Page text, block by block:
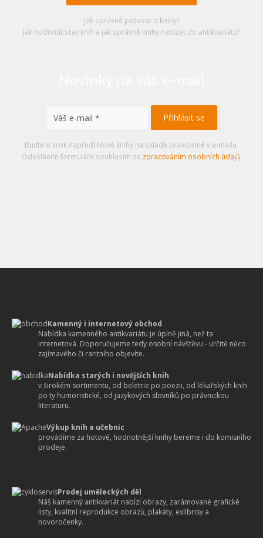
Jak správně pečovat o knihy?
Jak hodnotit stav knih a jak správně knihy nabízet do antikvariátu?
Buďte o krok napřed! Nové knihy na skladě pravidelně v e-mailu.
Odesláním formuláře souhlasím se zpracováním osobních údajů.
Kamenný i internetový obchod
Nabídka kamenného antikvariátu je úplně jiná, než ta
internetová. Doporučujeme tedy osobní návštěvu - určitě něco
zajímavého či raritního objevíte.
Nabídka starých i novějších knih
v širokém sortimentu, od beletrie po poezii, od lékařských knih
po ty humoristické, od jazykových slovníků po právnickou
literaturu.
Výkup knih a učebnic
provádíme za hotové, hodnotnější knihy bereme i do komisního
prodeje.
Prodej uměleckých děl
Náš kamenný antikvariát nabízí obrazy, zarámované grafické
listy, kvalitní reprodukce obrazů, plakáty, exlibrisy a
novoročenky.